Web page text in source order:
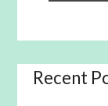
Recent